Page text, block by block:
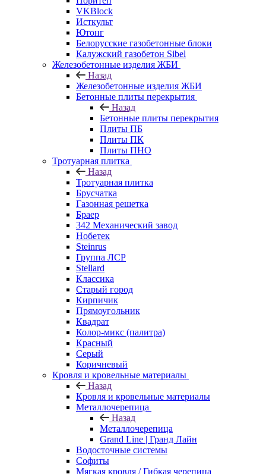
VKBlock
Исткульт
Ютонг
Белорусские газобетонные блоки
Калужский газобетон Sibel
Железобетонные изделия ЖБИ
Назад
Железобетонные изделия ЖБИ
Бетонные плиты перекрытия
Назад
Бетонные плиты перекрытия
Плиты ПБ
Плиты ПК
Плиты ПНО
Тротуарная плитка
Назад
Тротуарная плитка
Брусчатка
Газонная решетка
Браер
342 Механический завод
Нобетек
Steinrus
Группа ЛСР
Stellard
Классика
Старый город
Кирпичик
Прямоугольник
Квадрат
Колор-микс (палитра)
Красный
Серый
Коричневый
Кровля и кровельные материалы
Назад
Кровля и кровельные материалы
Металлочерепица
Назад
Металлочерепица
Grand Line | Гранд Лайн
Водосточные системы
Софиты
Мягкая кровля / Гибкая черепица